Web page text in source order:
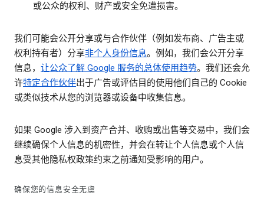
或公众的权利、财产或安全免遭损害。
我们可能会公开分享或与合作伙伴（例如发布商、广告主或
权利持有者）分享非个人身份信息。例如，我们会公开分享
信息， 让公众了解 Google 服务的总体使用趋势。我们还会允
许特定合作伙伴出于广告或评估目的使用他们自己的 Cookie
或类似技术从您的浏览器或设备中收集信息。
如果 Google 涉入到资产合并、收购或出售等交易中，我们会
继续确保个人信息的机密性，并会在转让个人信息或个人信
息受其他隐私权政策约束之前通知受影响的用户。
确保您的信息安全无虞